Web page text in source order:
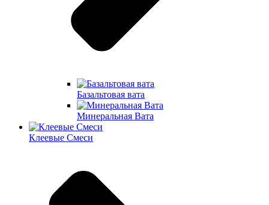
Базальтовая вата
Минеральная Вата
Клеевые Смеси